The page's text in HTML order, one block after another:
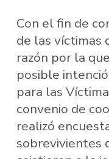
Con el fin de
de las víctimas
razón por la
posible
para las
convenio de
realizó
sobrevivientes